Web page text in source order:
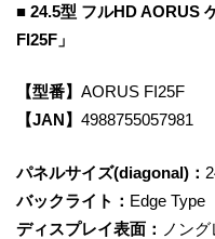
■ 24.5型 フルHD AORUS
FI25F」
【型番】 AORUS FI25F
【JAN】 4988755057981
パネルサイズ(diagonal)：
バックライト： Edge Type
ディスプレイ表面： ノン